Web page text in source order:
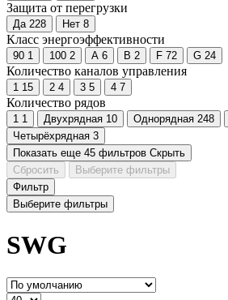
Защита от перегрузки
Да 228 Нет 8
Класс энергоэффективности
90 1 100 2 A 6 B 2 F 72 G 24
Количество каналов управления
1 15 2 4 3 5 4 7
Количество рядов
1 1 Двуxрядная 10 Однорядная 248
Четырёхрядная 3
Показать еще 45 фильтров Скрыть
Сбросить
Выберите фильтры
Фильтр
Выберите фильтры
SWG